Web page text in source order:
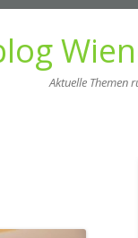
Aktuelle Themen